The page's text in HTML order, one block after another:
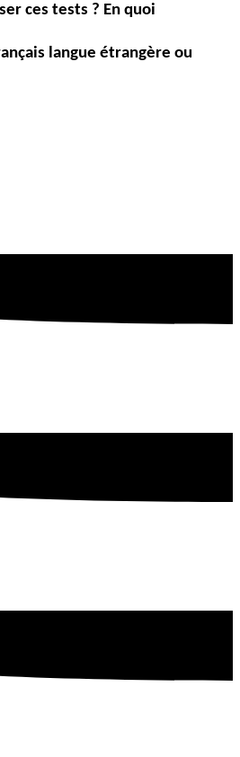
ces tests ? En quoi
langue étrangère ou